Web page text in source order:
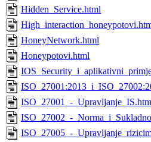
Hidden_Service.html
HoneyNetwork.html
Honeypotovi.html
ISO_27001_-
ISO_27002_-
ISO_27005_-